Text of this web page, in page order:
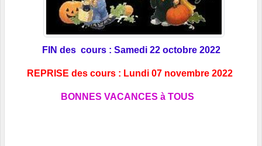
FIN des cours : Samedi 22 octobre 2022
REPRISE des cours : Lundi 07 novembre 2022
BONNES VACANCES à TOUS